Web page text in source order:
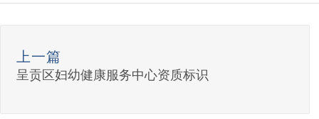
上一篇
呈贡区妇幼健康服务中心资质标识